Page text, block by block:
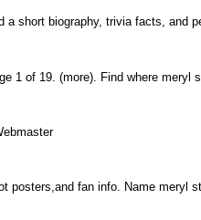
short biography, trivia facts, and
1 of 19. (more). Find where meryl
posters,and fan info. Name meryl